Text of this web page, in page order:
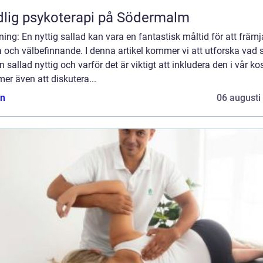
psykoterapi på Södermalm
En nyttig sallad kan vara en fantastisk måltid för att
och välbefinnande. I denna artikel kommer vi att utforska vad
sallad nyttig och varför det är viktigt att inkludera den i vår
även att diskutera...
06 augusti